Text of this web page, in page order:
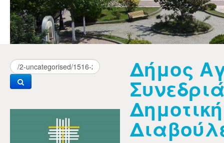
Δήμος